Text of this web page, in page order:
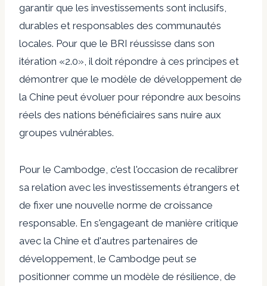
garantir que les investissements sont inclusifs,
durables et responsables des communautés
locales. Pour que le BRI réussisse dans son
itération «2.0», il doit répondre à ces principes et
démontrer que le modèle de développement de
la Chine peut évoluer pour répondre aux besoins
réels des nations bénéficiaires sans nuire aux
groupes vulnérables.
Pour le Cambodge, c'est l'occasion de recalibrer
sa relation avec les investissements étrangers et
de fixer une nouvelle norme de croissance
responsable. En s'engageant de manière critique
avec la Chine et d'autres partenaires de
développement, le Cambodge peut se
positionner comme un modèle de résilience, de